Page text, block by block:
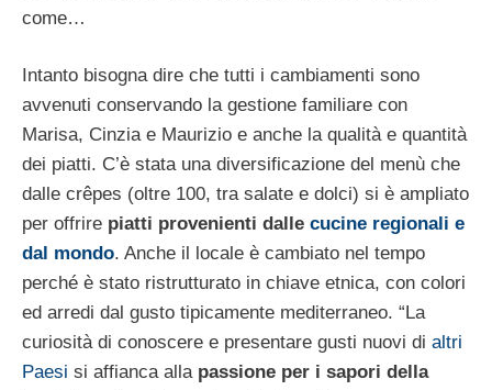
come…
Intanto bisogna dire che tutti i cambiamenti sono
avvenuti conservando la gestione familiare con
Marisa, Cinzia e Maurizio e anche la qualità e quantità
dei piatti. C’è stata una diversificazione del menù che
dalle crêpes (oltre 100, tra salate e dolci) si è ampliato
per offrire piatti provenienti dalle cucine regionali e
dal mondo. Anche il locale è cambiato nel tempo
perché è stato ristrutturato in chiave etnica, con colori
ed arredi dal gusto tipicamente mediterraneo. “La
curiosità di conoscere e presentare gusti nuovi di altri
Paesi si affianca allapassione per i sapori della